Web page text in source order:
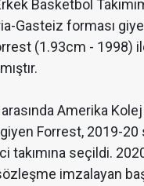
Basketbol
Gasteiz forması
(1.93cm - 1998)
arasında Amerika
Forrest, 2019-
takımına seçildi.
imzalayan